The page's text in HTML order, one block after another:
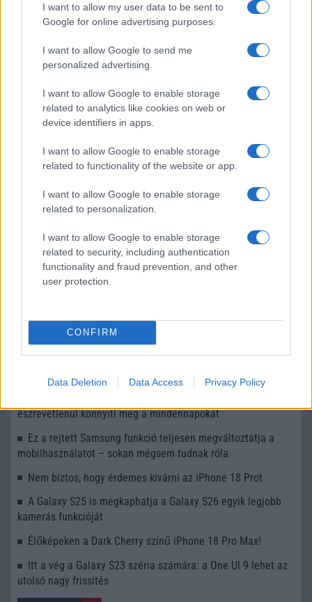
I want to allow my user data to be sent to
Google for online advertising purposes.
I want to allow Google to send me
personalized advertising.
I want to allow Google to enable storage
related to analytics like cookies on web or
device identifiers in apps.
I want to allow Google to enable storage
related to functionality of the website or app.
I want to allow Google to enable storage
related to personalization.
I want to allow Google to enable storage
related to security, including authentication
functionality and fraud prevention, and other
user protection.
CONFIRM
Data Deletion Data Access Privacy Policy
Új AirPods béta frissítést adott ki az Apple – ezek a
Az iOS 27 jelentősen bővíti az Apple Fordító alkalmazását
Nem csak a mesterséges intelligencia miatt érdemes
frissíteni – ezek az iOS 27 legjobb újdonságai
Hatalmas megújulás jöhet az iPad mininél – OLED
kijelzővel és új funkciókkal érkezhet
szeretnél
LEGOLVASOTTABBAK
Számos népszerű Samsung Galaxy készülék kimarad a One
UI 9 frissítésből – itt a lista az érintett modellekről
iPhone 18 bemutató dátum - ekkor rántja le a leplet az
Apple az új csúcsmobilokról
észrevétlenül könnyíti meg a mindennapokat
Ez a rejtett Samsung funkció teljesen megváltoztatja a
mobilhasználatot – sokan mégsem tudnak róla
Nem biztos, hogy érdemes kivárni az iPhone 18 Prot
A Galaxy S25 is megkaphatja a Galaxy S26 egyik legjobb
kamerás funkcióját
Élőképeken a Dark Cherry színű iPhone 18 Pro Max!
Itt a vég a Galaxy S23 széria számára: a One UI 9 lehet az
utolsó nagy frissítés